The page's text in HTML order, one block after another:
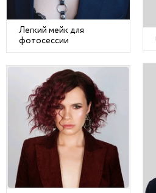
Легкий мейк для
фотосессии